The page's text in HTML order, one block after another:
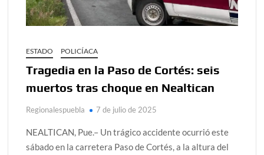
ESTADO POLICÍACA
Tragedia en la Paso de Cortés: seis
muertos tras choque en Nealtican
Regionalespuebla 7 de julio de 2025
NEALTICAN, Pue.– Un trágico accidente ocurrió este
sábado en la carretera Paso de Cortés, a la altura del